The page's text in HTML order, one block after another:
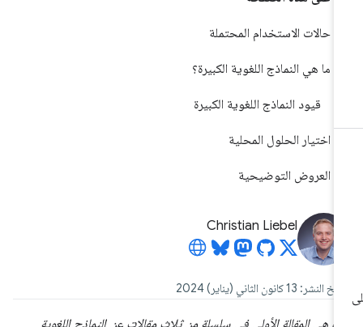
حالات الاستخدام المحتملة
ما هي النماذج اللغوية الكبيرة؟
قيود النماذج اللغوية الكبيرة
اختيار الحلول المحلية
العروض التوضيحية
Christian Liebel
13 كانون الثاني (يناير) 2024
هي المقالة الأولى في سلسلة من ثلاث مقالات عن النماذج اللغوية